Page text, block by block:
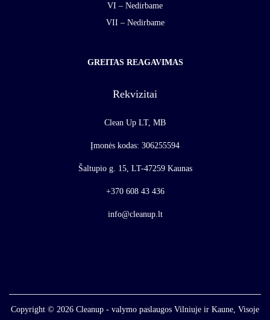
VI – Nedirbame
VII – Nedirbame
GREITAS REAGAVIMAS
Rekvizitai
Clean Up LT, MB
Įmonės kodas: 306255594
Šaltupio g. 15, LT-47259 Kaunas
+370 608 43 436
info@cleanup.lt
Copyright © 2026 Cleanup - valymo paslaugos Vilniuje ir Kaune, Visoje